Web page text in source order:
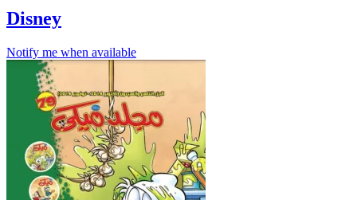
Disney
Notify me when available